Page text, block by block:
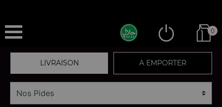
0
LIVRAISON A EMPORTER